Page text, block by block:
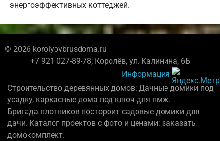
энергоэффективных коттеджей.
© 2026 korolyovbrusdoma.ru
+7 921 027-89-78; Королёв, ул. Калинина, 6Б
Информация
Строительство деревянных домов: Дачные домики под
усадку, каркасные дома под ключ для пмж.
Бригада плотников постороит садовые домики для
дачи. Каталог проектов с фото и ценами: заказать
домокомплект.